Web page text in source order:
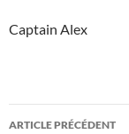
Captain Alex
Navigation
ARTICLE PRÉCÉDENT